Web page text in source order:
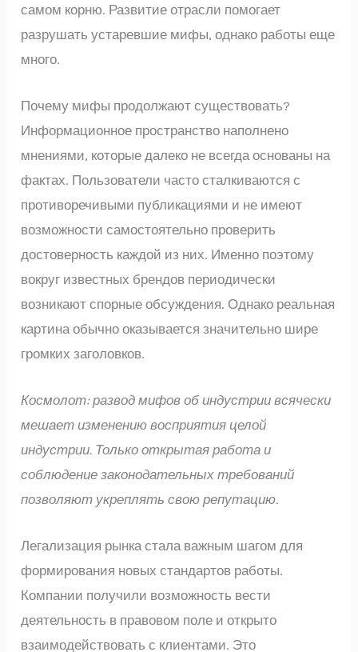
самом корню. Развитие отрасли помогает
разрушать устаревшие мифы, однако работы еще
много.
Почему мифы продолжают существовать?
Информационное пространство наполнено
мнениями, которые далеко не всегда основаны на
фактах. Пользователи часто сталкиваются с
противоречивыми публикациями и не имеют
возможности самостоятельно проверить
достоверность каждой из них. Именно поэтому
вокруг известных брендов периодически
возникают спорные обсуждения. Однако реальная
картина обычно оказывается значительно шире
громких заголовков.
Космолот: развод мифов об индустрии всячески
мешает изменению восприятия целой
индустрии. Только открытая работа и
соблюдение законодательных требований
позволяют укреплять свою репутацию.
Легализация рынка стала важным шагом для
формирования новых стандартов работы.
Компании получили возможность вести
деятельность в правовом поле и открыто
взаимодействовать с клиентами. Это